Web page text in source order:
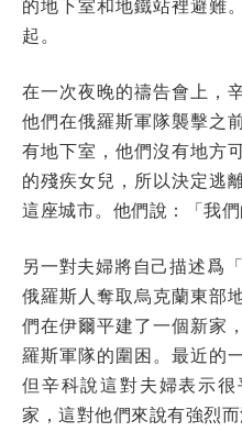
的地下室和地鐵站裡避難
起。
在一次夜晚的禱告會上，
他們在俄羅斯軍隊襲擊之
有地下室，他們沒有地方
的殘疾女兒，所以決定逃
這座城市。他們說：「我
另一對夫婦將自己描述爲
俄羅斯人奪取烏克蘭東部
們在伊爾平建了一個新家
羅斯軍隊的圍困。最近的
但辛科說這對夫婦表示
家，這對他們來說有強烈而